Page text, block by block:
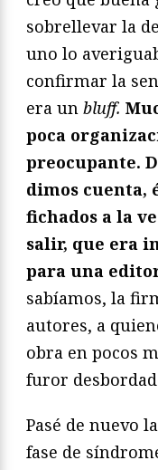
sobrellevar la
uno lo
confirmar la
era un bluff.
poca
preocupante.
dimos cuenta,
fichados a la
salir, que era
para una
sabíamos, la
autores, a
obra en pocos
furor
Pasé de nuevo la
fase de